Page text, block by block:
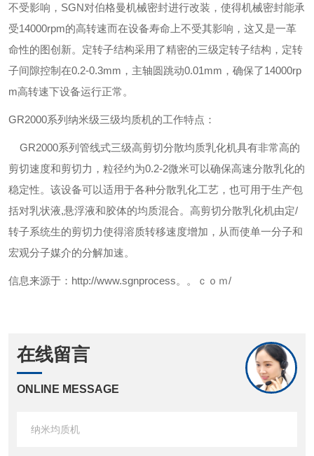
不受影响， SGN对伯格曼机械密封进行改装，使得机械密封能承
受14000rpm的高转速而在设备寿命上不受其影响，这又是一革
命性的图创新。定转子结构采用了精密的三级定转子结构，定转
子间隙控制在0.2-0.3mm ，主轴圆跳动0.01mm ，确保了14000rp
m高转速下设备运行正常。
GR2000系列纳米级三级均质机的工作特点：
GR2000系列管线式三级高剪切分散均质乳化机具有非常高的
剪切速度和剪切力，粒径约为0.2-2微米可以确保高速分散乳化的
稳定性。该设备可以适用于各种分散乳化工艺，也可用于生产包
括对乳状液,悬浮液和胶体的均质混合。高剪切分散乳化机由定/
转子系统生的剪切力使得溶质转移速度增加，从而使单一分子和
宏观分子媒介的分解加速。
信息来源于： http://www.sgnprocess。。ｃｏｍ/
在线留言
ONLINE MESSAGE